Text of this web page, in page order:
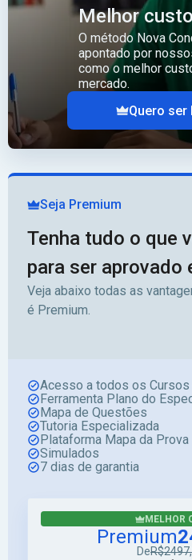
Melhor
O método Nova
apontado por
como o melhor
mercado.
Quero ser
Seja Premium
Tenha tudo o que
para ser aprovado
Veja abaixo todas as
é Premium.
Acesso a todos os Cursos
Ferramenta Plano do
Mapa de Questões
Tutoria Especializada
Plataforma Mapa da Prova
Simulados
7 dias de garantia
MELHOR
Premium
De